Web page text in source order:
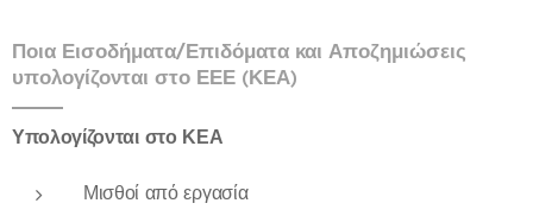
Ποια Εισοδήματα/Επιδόματα και Αποζημιώσεις
υπολογίζονται στο ΕΕΕ (ΚΕΑ)
Υπολογίζονται στο ΚΕΑ
Μισθοί από εργασία